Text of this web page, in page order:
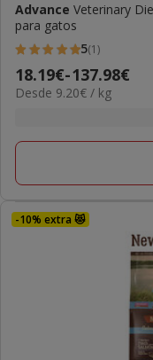
Advance Veterinary
para gatos
5
estrelas
com
avaliações
5(1)
Preço
de
a
18.19€-137.98€
9.20€
Desde 9.20€ / kg
-10% extra 😻